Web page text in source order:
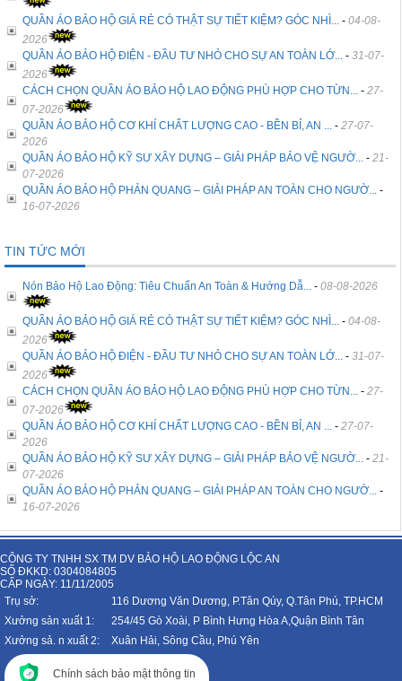
QUẦN ÁO BẢO HỘ GIÁ RẺ CÓ THẬT SỰ TIẾT KIỆM? GÓC NHÌ... - 04-08-
2026
QUẦN ÁO BẢO HỘ ĐIỆN - ĐẦU TƯ NHỎ CHO SỰ AN TOÀN LỚ...
- 31-07-
2026
CÁCH CHỌN QUẦN ÁO BẢO HỘ LAO ĐỘNG PHÙ HỢP CHO TỪN...
- 27-
07-2026
QUẦN ÁO BẢO HỘ CƠ KHÍ CHẤT LƯỢNG CAO - BỀN BỈ, AN ...
- 27-07-
2026
QUẦN ÁO BẢO HỘ KỸ SƯ XÂY DỰNG – GIẢI PHÁP BẢO VỆ NGƯỜ...
- 21-
07-2026
QUẦN ÁO BẢO HỘ PHẢN QUANG – GIẢI PHÁP AN TOÀN CHO NGƯỜ...
-
16-07-2026
TIN TỨC MỚI
Nón Bảo Hộ Lao Động: Tiêu Chuẩn An Toàn & Hướng Dẫ... - 08-08-2026
QUẦN ÁO BẢO HỘ GIÁ RẺ CÓ THẬT SỰ TIẾT KIỆM? GÓC NHÌ... - 04-08-
2026
QUẦN ÁO BẢO HỘ ĐIỆN - ĐẦU TƯ NHỎ CHO SỰ AN TOÀN LỚ...
- 31-07-
2026
CÁCH CHỌN QUẦN ÁO BẢO HỘ LAO ĐỘNG PHÙ HỢP CHO TỪN...
- 27-
07-2026
QUẦN ÁO BẢO HỘ CƠ KHÍ CHẤT LƯỢNG CAO - BỀN BỈ, AN ...
- 27-07-
2026
QUẦN ÁO BẢO HỘ KỸ SƯ XÂY DỰNG – GIẢI PHÁP BẢO VỆ NGƯỜ...
- 21-
07-2026
QUẦN ÁO BẢO HỘ PHẢN QUANG – GIẢI PHÁP AN TOÀN CHO NGƯỜ...
-
16-07-2026
CÔNG TY TNHH SX TM DV BẢO HỘ LAO ĐỘNG LỘC AN
SỐ ĐKKD: 0304084805
CẤP NGÀY: 11/11/2005
Trụ sở:
116 Dương Văn Dương, P.Tân Qúy, Q.Tân Phú, TP.HCM
Xưởng sản xuất 1:
254/45 Gò Xoài, P Bình Hưng Hòa A,Quận Bình Tân
Xưởng sả. n xuất 2:
Xuân Hải, Sông Cầu, Phú Yên
Chính sách bảo mật thông tin